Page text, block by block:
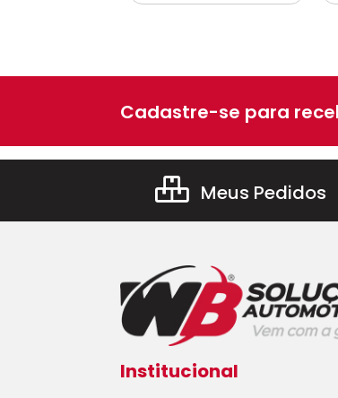
Cadastre-se para
Meus Pedidos
Institucional